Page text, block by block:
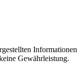
Informationen
Gewährleistung.